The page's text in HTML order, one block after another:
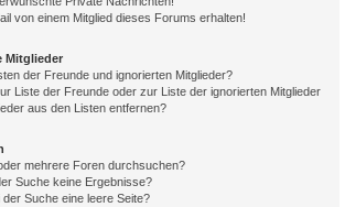
von einem Mitglied dieses Forums erhalten!
Mitglieder
der Freunde und ignorierten Mitglieder?
Liste der Freunde oder zur Liste der ignorierten Mitglieder
aus den Listen entfernen?
mehrere Foren durchsuchen?
Suche keine Ergebnisse?
Suche eine leere Seite?